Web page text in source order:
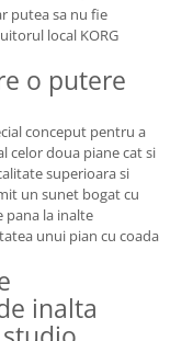
putea sa nu fie
local KORG
o putere
conceput pentru a
celor doua piane cat si
superioara si
un sunet bogat cu
pana la inalte
unui pian cu coada
inalta